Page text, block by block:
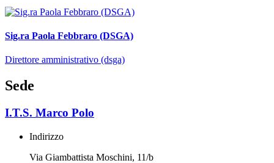
Sig.ra Paola Febbraro (DSGA)
Direttore amministrativo (dsga)
Sede
I.T.S. Marco Polo
Indirizzo
Via Giambattista Moschini, 11/b